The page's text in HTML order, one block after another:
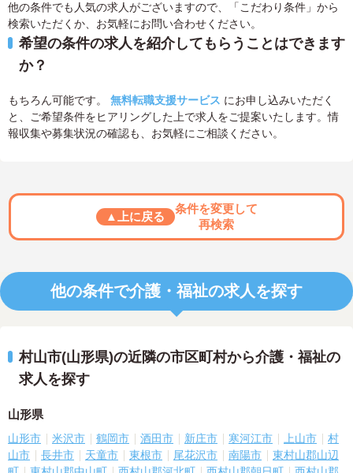
他の条件でも人気の求人がございますので、「こだわり条件」から
検索いただくか、お気軽にお問い合わせください。
希望の条件の求人を紹介してもらうことはできます
か？
もちろん可能です。 無料転職支援サービス にお申し込みいただく
と、ご希望条件をヒアリングした上で求人をご提案いたします。情
報収集や募集状況の確認も、お気軽にご相談ください。
▲上に戻る
条件を変更して
再検索
他の条件で介護・福祉の求人を探す
村山市(山形県)の近隣の市区町村から介護・福祉の
求人を探す
山形県
山形市 米沢市 鶴岡市 酒田市 新庄市 寒河江市 上山市
村
山市
長井市 天童市 東根市 尾花沢市 南陽市
東村山郡山辺